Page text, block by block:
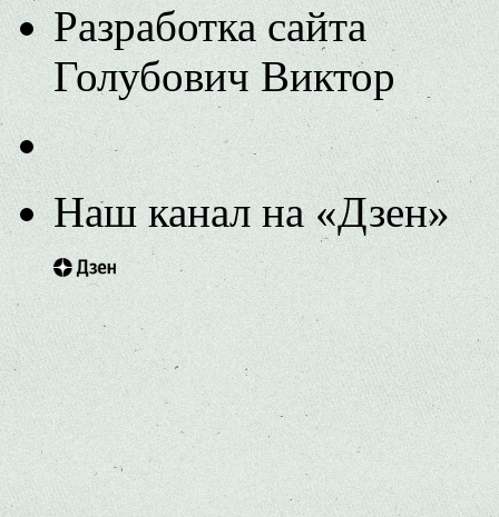
Разработка сайта
Голубович Виктор
Наш канал на «Дзен»